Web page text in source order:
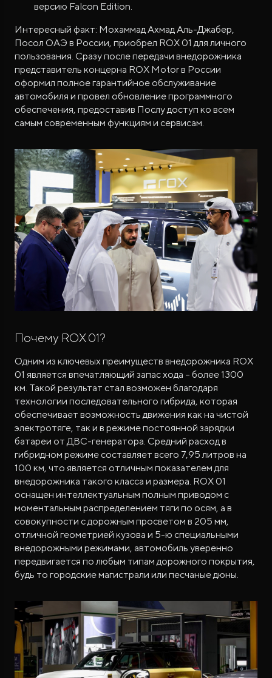
версию Falcon Edition.
Интересный факт: Мохаммад Ахмад Аль-Джабер,
Посол ОАЭ в России, приобрел ROX 01 для личного
пользования. Сразу после передачи внедорожника
представитель концерна ROX Motor в России
оформил полное гарантийное обслуживание
автомобиля и провел обновление программного
обеспечения, предоставив Послу доступ ко всем
самым современным функциям и сервисам.
Почему ROX 01?
Одним из ключевых преимуществ внедорожника ROX
01 является впечатляющий запас хода – более 1300
км. Такой результат стал возможен благодаря
технологии последовательного гибрида, которая
обеспечивает возможность движения как на чистой
электротяге, так и в режиме постоянной зарядки
батареи от ДВС-генератора. Средний расход в
гибридном режиме составляет всего 7,95 литров на
100 км, что является отличным показателем для
внедорожника такого класса и размера. ROX 01
оснащен интеллектуальным полным приводом с
моментальным распределением тяги по осям, а в
совокупности с дорожным просветом в 205 мм,
отличной геометрией кузова и 5-ю специальными
внедорожными режимами, автомобиль уверенно
передвигается по любым типам дорожного покрытия,
будь то городские магистрали или песчаные дюны.